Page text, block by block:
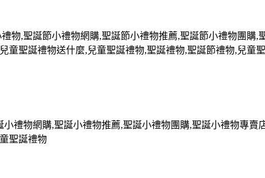
物,聖誕節小禮物網購,聖誕節小禮物推薦,聖誕節小禮物團購,
兒童聖誕禮物送什麼,兒童聖誕禮物,聖誕禮物,聖誕節禮物,兒童
小禮物網購,聖誕小禮物推薦,聖誕小禮物團購,聖誕小禮物專賣
聖誕禮物